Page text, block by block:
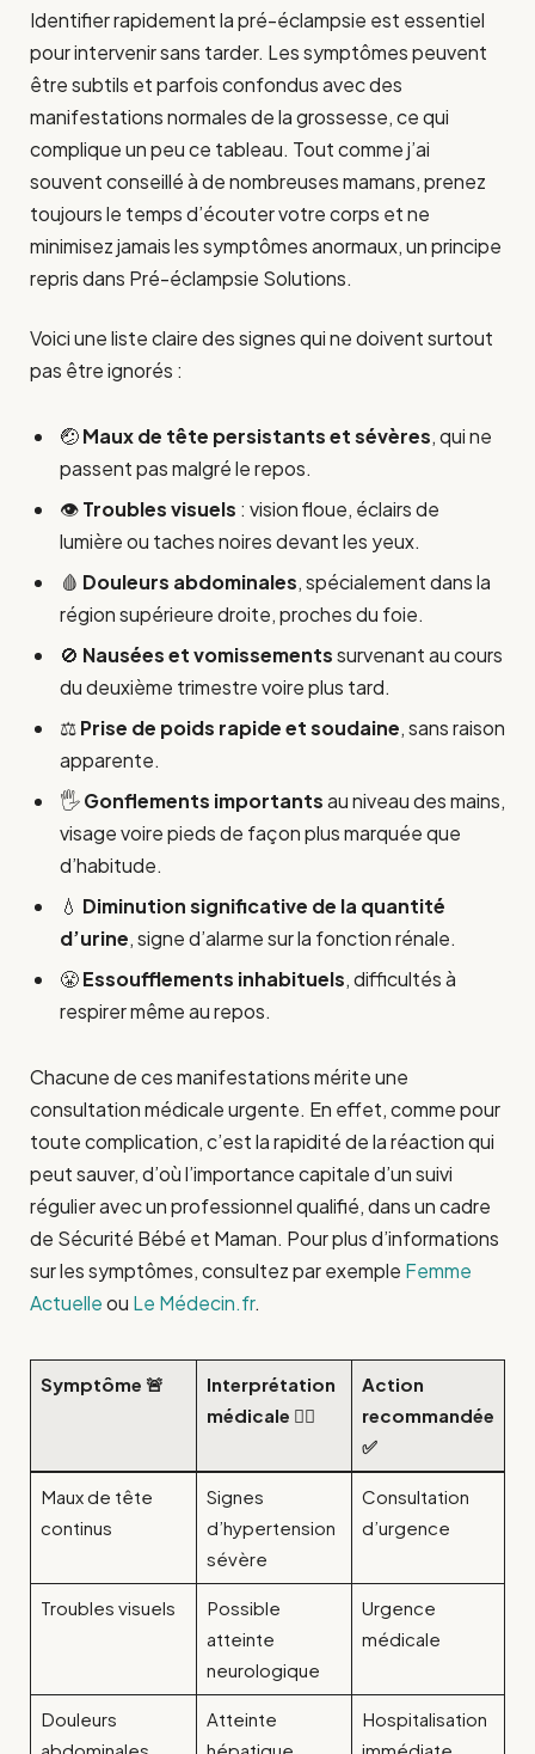
Identifier rapidement la pré-éclampsie est essentiel
pour intervenir sans tarder. Les symptômes peuvent
être subtils et parfois confondus avec des
manifestations normales de la grossesse, ce qui
complique un peu ce tableau. Tout comme j’ai
souvent conseillé à de nombreuses mamans, prenez
toujours le temps d’écouter votre corps et ne
minimisez jamais les symptômes anormaux, un principe
repris dans Pré-éclampsie Solutions.
Voici une liste claire des signes qui ne doivent surtout
pas être ignorés :
🤕Maux de tête persistants et sévères, qui ne
passent pas malgré le repos.
👁️Troubles visuels : vision floue, éclairs de
lumière ou taches noires devant les yeux.
🩸 Douleurs abdominales, spécialement dans la
région supérieure droite, proches du foie.
🚫 Nausées et vomissementssurvenant au cours
du deuxième trimestre voire plus tard.
⚖️Prise de poids rapide et soudaine, sans raison
apparente.
🖐️Gonflements importantsau niveau des mains,
visage voire pieds de façon plus marquée que
d’habitude.
💧 Diminution significative de la quantité
d’urine, signe d’alarme sur la fonction rénale.
😤Essoufflements inhabituels, difficultés à
respirer même au repos.
Chacune de ces manifestations mérite une
consultation médicale urgente. En effet, comme pour
toute complication, c’est la rapidité de la réaction qui
peut sauver, d’où l’importance capitale d’un suivi
régulier avec un professionnel qualifié, dans un cadre
de Sécurité Bébé et Maman. Pour plus d’informations
sur les symptômes, consultez par exemple Femme
Actuelleou Le Médecin.fr.
Symptôme 🚨
Interprétation
médicale 👩‍⚕️
Action
recommandée
✅
Maux de tête
continus
Signes
d’hypertension
sévère
Consultation
d’urgence
Troubles visuels
Possible
atteinte
neurologique
Urgence
médicale
Douleurs
Atteinte
Hospitalisation